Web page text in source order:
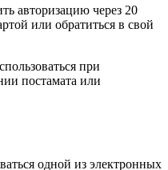
авторизацию через 20
или обратиться в свой
при
постамата или
одной из электронных